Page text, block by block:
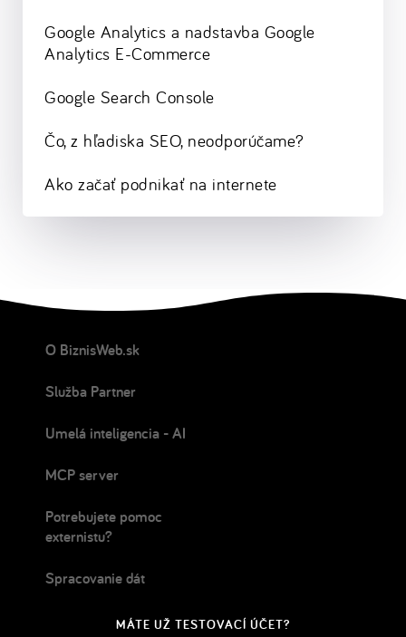
Google Analytics a nadstavba Google
Analytics E-Commerce
Google Search Console
Čo, z hľadiska SEO, neodporúčame?
Ako začať podnikať na internete
O BiznisWeb.sk
Služba Partner
Umelá inteligencia - AI
MCP server
Potrebujete pomoc
externistu?
Spracovanie dát
MÁTE UŽ TESTOVACÍ ÚČET?